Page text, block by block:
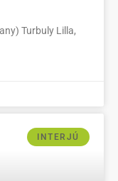
Turbuly Lilla,
INTERJÚ